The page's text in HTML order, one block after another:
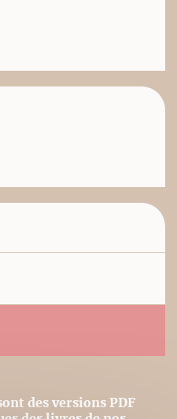
des versions PDF